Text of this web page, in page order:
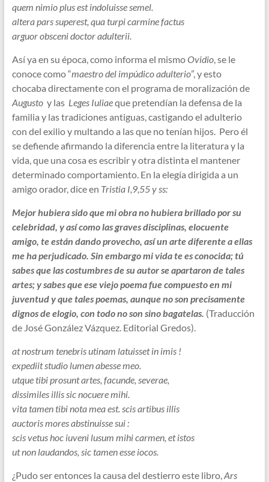
quem nimio plus est indoluisse semel.
altera pars superest, qua turpi carmine factus
arguor obsceni doctor adulterii.
Así ya en su época, como informa el mismoOvidio, se le
conoce como “maestro del impúdico adulterio”, y esto
chocaba directamente con el programa de moralización de
Augusto y las Leges Iuliaeque pretendían la defensa de la
familia y las tradiciones antiguas, castigando el adulterio
con del exilio y multando a las que no tenían hijos. Pero él
se defiende afirmando la diferencia entre la literatura y la
vida, que una cosa es escribir y otra distinta el mantener
determinado comportamiento. En la elegía dirigida a un
amigo orador, dice en Tristia I,9,55 y ss:
Mejor hubiera sido que mi obra no hubiera brillado por su
celebridad, y así como las graves disciplinas, elocuente
amigo, te están dando provecho, así un arte diferente a ellas
me ha perjudicado. Sin embargo mi vida te es conocida; tú
sabes que las costumbres de su autor se apartaron de tales
artes; y sabes que ese viejo poema fue compuesto en mi
juventud y que tales poemas, aunque no son precisamente
dignos de elogio, con todo no son sino bagatelas. (Traducción
de José González Vázquez. Editorial Gredos).
at nostrum tenebris utinam latuisset in imis !
expediit studio lumen abesse meo.
utque tibi prosunt artes, facunde, severae,
dissimiles illis sic nocuere mihi.
vita tamen tibi nota mea est. scis artibus illis
auctoris mores abstinuisse sui :
scis vetus hoc iuveni lusum mihi carmen, et istos
ut non laudandos, sic tamen esse iocos.
¿Pudo ser entonces la causa del destierro este libro, Ars